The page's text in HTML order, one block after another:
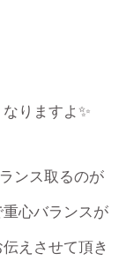
りますよ✨
ンス取るのが
心バランスが
えさせて頂き